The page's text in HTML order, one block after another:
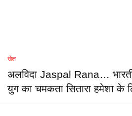
खेल
अलविदा Jaspal Rana…
युग का चमकता सितारा हमेशा के